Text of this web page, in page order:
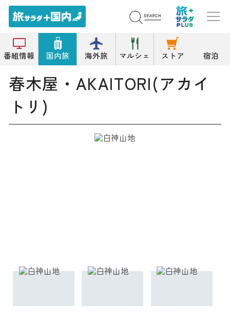
番組情報 国内旅 海外旅 マルシェ ストア 宿泊
トップ 和菓子 春木屋・AKAITORI(アカイトリ)
春木屋・AKAITORI(アカイ
トリ)